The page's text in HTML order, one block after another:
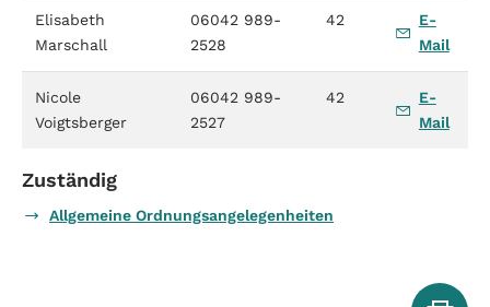
Elisabeth
Marschall
06042 989-
2528
42
E-
Mail
Nicole
Voigtsberger
06042 989-
2527
42
E-
Mail
Zuständig
Allgemeine Ordnungsangelegenheiten